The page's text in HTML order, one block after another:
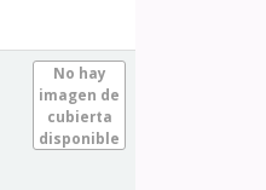
No hay
imagen de
cubierta
disponible